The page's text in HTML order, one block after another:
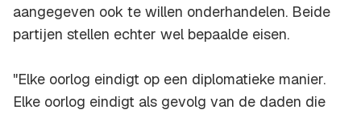
aangegeven ook te willen onderhandelen. Beide
partijen stellen echter wel bepaalde eisen.
"Elke oorlog eindigt op een diplomatieke manier.
Elke oorlog eindigt als gevolg van de daden die